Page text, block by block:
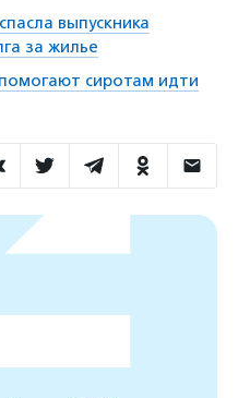
выпускника
за жилье
сиротам идти